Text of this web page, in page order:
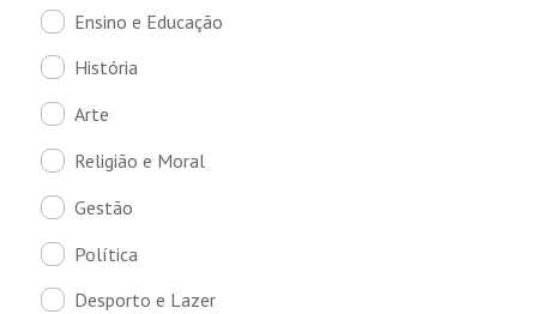
Ensino e Educação
História
Arte
Religião e Moral
Gestão
Política
Desporto e Lazer